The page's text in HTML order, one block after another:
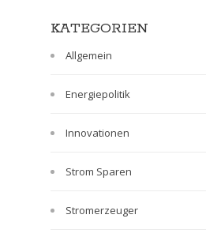
KATEGORIEN
Allgemein
Energiepolitik
Innovationen
Strom Sparen
Stromerzeuger